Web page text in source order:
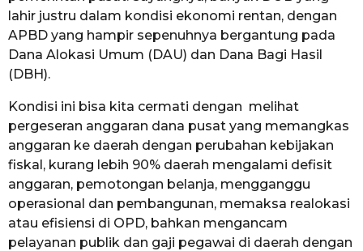
lahir justru dalam kondisi ekonomi rentan, dengan
APBD yang hampir sepenuhnya bergantung pada
Dana Alokasi Umum (DAU) dan Dana Bagi Hasil
(DBH).
Kondisi ini bisa kita cermati dengan melihat
pergeseran anggaran dana pusat yang memangkas
anggaran ke daerah dengan perubahan kebijakan
fiskal, kurang lebih 90% daerah mengalami defisit
anggaran, pemotongan belanja, mengganggu
operasional dan pembangunan, memaksa realokasi
atau efisiensi di OPD, bahkan mengancam
pelayanan publik dan gaji pegawai di daerah dengan